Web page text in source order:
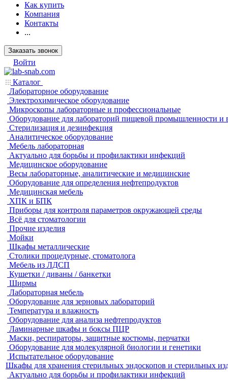
Как купить
Компания
Контакты
...
Заказать звонок
Войти
Каталог
Лабораторное оборудование
Электрохимическое оборудование
Микроскопы лабораторные и профессиональные
Оборудование для лабораторий пищевой промышленности и
Стерилизация и дезинфекция
Аналитическое оборудование
Мебель лабораторная
Актуально для борьбы и профилактики инфекций
Медицинское оборудование
Весы лабораторные, аналитические и медицинские
Оборудование для определения нефтепродуктов
Медицинская мебель
ХПК и БПК
Приборы для контроля параметров окружающей среды
Всё для стоматологии
Прочие изделия
Мойки
Шкафы металлические
Столики процедурные, стоматолога
Мебель из ЛДСП
Кушетки / диваны / банкетки
Ширмы
Лабораторная мебель
Оборудование для зерновых лабораторий
Температура и влажность
Оборудование для анализа нефтепродуктов
Ламинарные шкафы и боксы ПЦР
Маски, респираторы, защитные костюмы, перчатки
Оборудование для молекулярной биологии и генетики
Испытательное оборудование
Шкафы для хранения стерильных эндоскопов и стерильных
Актуально для борьбы и профилактики инфекций